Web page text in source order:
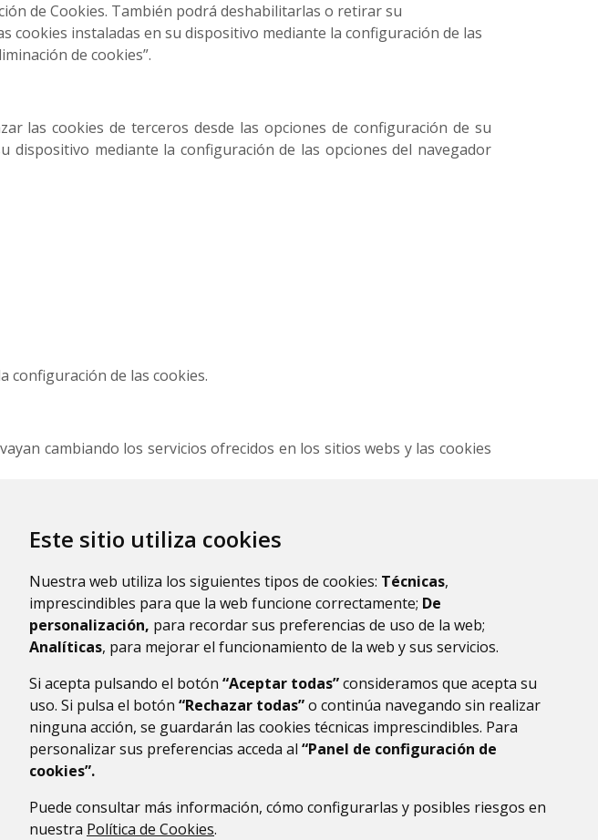
Este sitio utiliza cookies
Nuestra web utiliza los siguientes tipos de cookies: Técnicas,
imprescindibles para que la web funcione correctamente; De
personalización, para recordar sus preferencias de uso de la web;
Analíticas, para mejorar el funcionamiento de la web y sus servicios.
Si acepta pulsando el botón “Aceptar todas”consideramos que acepta su
uso. Si pulsa el botón “Rechazar todas”o continúa navegando sin realizar
ninguna acción, se guardarán las cookies técnicas imprescindibles. Para
personalizar sus preferencias acceda al “Panel de configuración de
cookies”.
Puede consultar más información, cómo configurarlas y posibles riesgos en
nuestra Política de Cookies.
de Cookies. También podrá deshabilitarlas o retirar su
instaladas en su dispositivo mediante la configuración de las
de cookies”.
las cookies de terceros desde las opciones de configuración de su
mediante la configuración de las opciones del navegador
configuración de las cookies.
cambiando los servicios ofrecidos en los sitios webs y las cookies
Política de Privacidad. No obstante, si tiene alguna duda sobre
correo electrónico:
(HUESCA) - ARAGÓN (ESPAÑA)
AVISO LEGAL PROTECCIÓN DE DATOS ACCESIBILIDAD POLÍTICA DE COOKIES